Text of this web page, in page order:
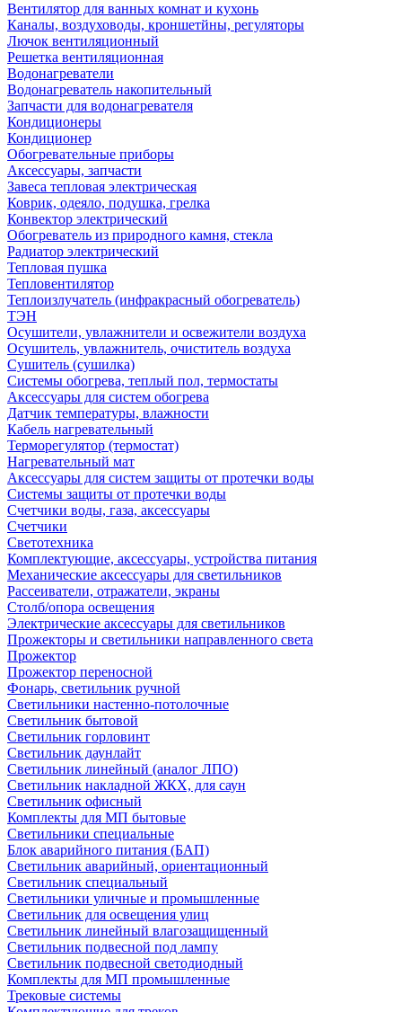
Вентилятор для ванных комнат и кухонь
Каналы, воздуховоды, кроншетйны, регуляторы
Лючок вентиляционный
Решетка вентиляционная
Водонагреватели
Водонагреватель накопительный
Запчасти для водонагревателя
Кондиционеры
Кондиционер
Обогревательные приборы
Аксессуары, запчасти
Завеса тепловая электрическая
Коврик, одеяло, подушка, грелка
Конвектор электрический
Обогреватель из природного камня, стекла
Радиатор электрический
Тепловая пушка
Тепловентилятор
Теплоизлучатель (инфракрасный обогреватель)
ТЭН
Осушители, увлажнители и освежители воздуха
Осушитель, увлажнитель, очиститель воздуха
Сушитель (сушилка)
Системы обогрева, теплый пол, термостаты
Аксессуары для систем обогрева
Датчик температуры, влажности
Кабель нагревательный
Терморегулятор (термостат)
Нагревательный мат
Аксессуары для систем защиты от протечки воды
Системы защиты от протечки воды
Счетчики воды, газа, аксессуары
Счетчики
Светотехника
Комплектующие, аксессуары, устройства питания
Механические аксессуары для светильников
Рассеиватели, отражатели, экраны
Столб/опора освещения
Электрические аксессуары для светильников
Прожекторы и светильники направленного света
Прожектор
Прожектор переносной
Фонарь, светильник ручной
Светильники настенно-потолочные
Светильник бытовой
Светильник горловинт
Светильник даунлайт
Светильник линейный (аналог ЛПО)
Светильник накладной ЖКХ, для саун
Светильник офисный
Комплекты для МП бытовые
Светильники специальные
Блок аварийного питания (БАП)
Светильник аварийный, ориентационный
Светильник специальный
Светильники уличные и промышленные
Светильник для освещения улиц
Светильник линейный влагозащищенный
Светильник подвесной под лампу
Светильник подвесной светодиодный
Комплекты для МП промышленные
Трековые системы